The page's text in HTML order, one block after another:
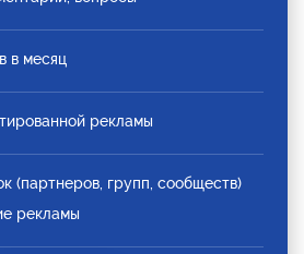
в месяц
рекламы
(партнеров, групп, сообществ)
рекламы